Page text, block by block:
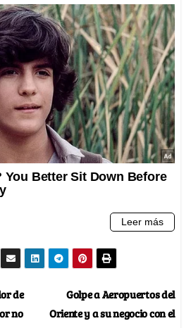
Golpe a Aeropuertos del
Oriente y a su negocio con el
de
no